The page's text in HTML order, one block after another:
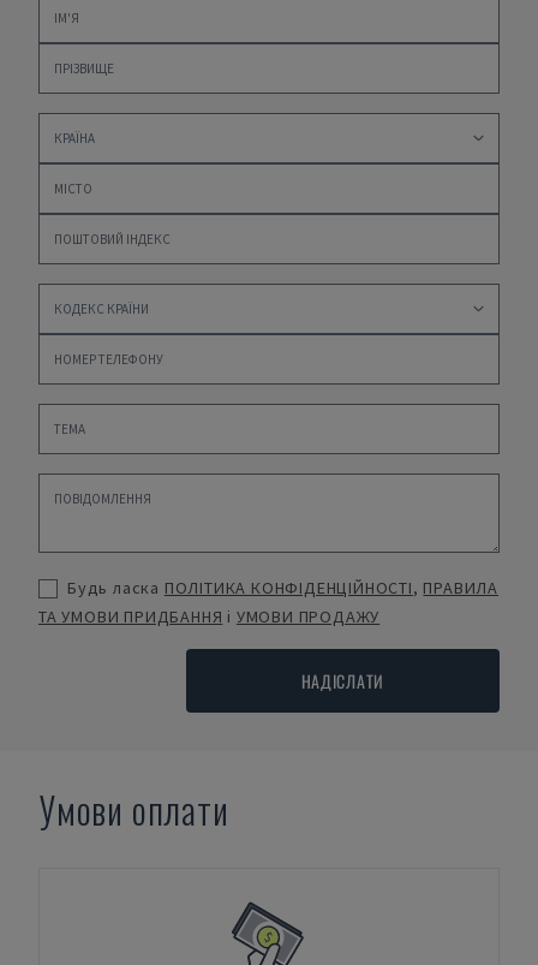
Будь ласка ПОЛІТИКА КОНФІДЕНЦІЙНОСТІ, ПРАВИЛА
ТА УМОВИ ПРИДБАННЯ і УМОВИ ПРОДАЖУ
НАДІСЛАТИ
Умови оплати